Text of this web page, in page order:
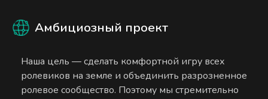
Амбициозный проект
Наша цель — сделать комфортной игру всех
ролевиков на земле и объединить разрозненное
ролевое сообщество. Поэтому мы стремительно